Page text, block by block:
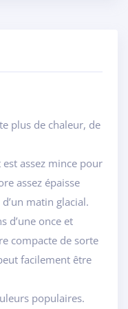
plus de chaleur, de
assez mince pour
assez épaisse
matin glacial.
d’une once et
compacte de sorte
facilement être
populaires.